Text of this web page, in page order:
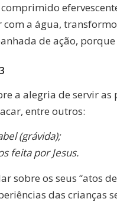
a água,
de ação,
a alegria de servir as
entre outros:
(grávida);
feita por Jesus.
sobre os seus “atos
das crianças